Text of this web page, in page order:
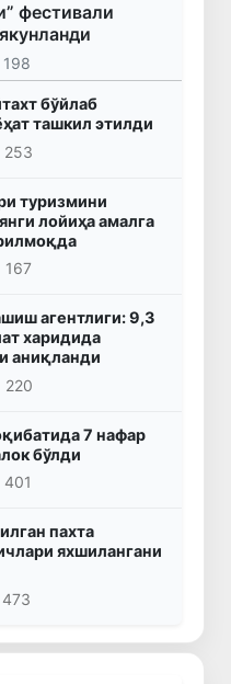
фестивали
198
бўйлаб
ташкил этилди
253
туризмини
лойиҳа амалга
167
агентлиги: 9,3
харидида
аниқланди
220
7 нафар
бўлди
401
пахта
яхшилангани
473